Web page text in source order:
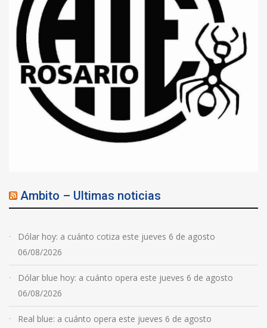
Ambito – Ultimas noticias
Dólar hoy: a cuánto cotiza este jueves 6 de agosto
06/08/2026
Dólar blue hoy: a cuánto opera este jueves 6 de agosto
06/08/2026
Real blue: a cuánto opera este jueves 6 de agosto